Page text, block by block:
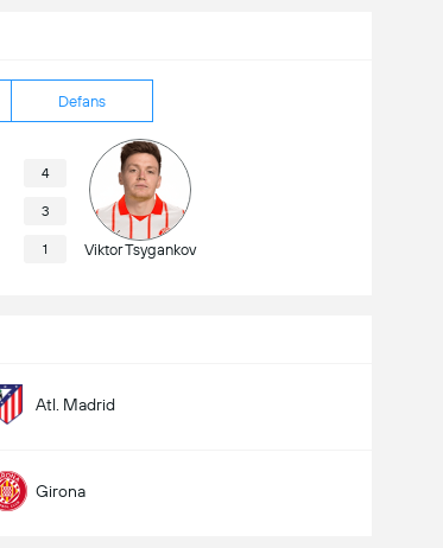
Atl. Madrid
Girona
Defans
4
3
1 Viktor Tsygankov